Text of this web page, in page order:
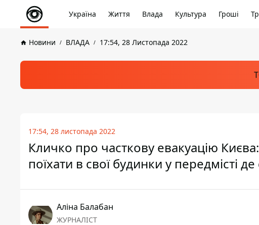
Україна Життя Влада Культура Гроші
Новини ВЛАДА 17:54, 28 Листопада 2022
17:54, 28 листопада 2022
Кличко про часткову евакуацію
поїхати в свої будинки у передмісті
Аліна Балабан
ЖУРНАЛІСТ